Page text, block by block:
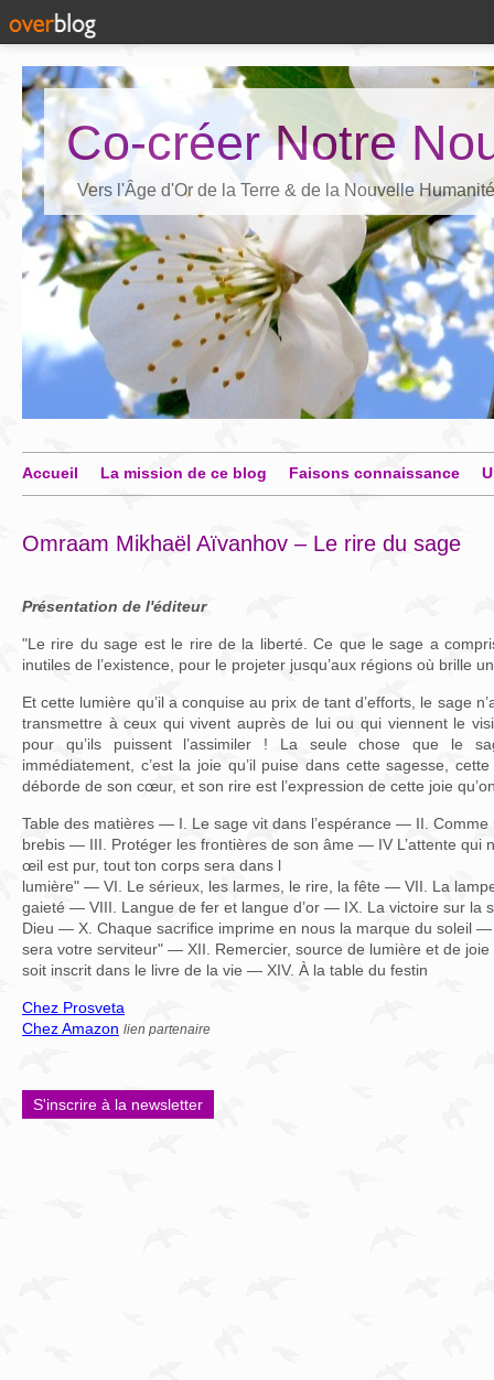
Co-créer Notre
Vers l'Âge d'Or de la Terre & de la Nouvelle Humanité
Accueil La mission de ce blog Faisons connaissance
Omraam Mikhaël Aïvanhov – Le rire du sage
Présentation de l'éditeur
"Le rire du sage est le rire de la liberté. Ce que le sage a
inutiles de l’existence, pour le projeter jusqu’aux régions où brille
Et cette lumière qu’il a conquise au prix de tant d’efforts, le sage
transmettre à ceux qui vivent auprès de lui ou qui viennent le
pour qu’ils puissent l’assimiler ! La seule chose que le
immédiatement, c’est la joie qu’il puise dans cette sagesse,
déborde de son cœur, et son rire est l’expression de cette joie
Table des matières — I. Le sage vit dans l’espérance — II. Comme
brebis — III. Protéger les frontières de son âme — IV L’attente qui
œil est pur, tout ton corps sera dans l
lumière" — VI. Le sérieux, les larmes, le rire, la fête — VII. La
gaieté — VIII. Langue de fer et langue d’or — IX. La victoire sur la
Dieu — X. Chaque sacrifice imprime en nous la marque du soleil
sera votre serviteur" — XII. Remercier, source de lumière et de
soit inscrit dans le livre de la vie — XIV. À la table du festin
Chez Prosveta
Chez Amazon lien partenaire
S'inscrire à la newsletter